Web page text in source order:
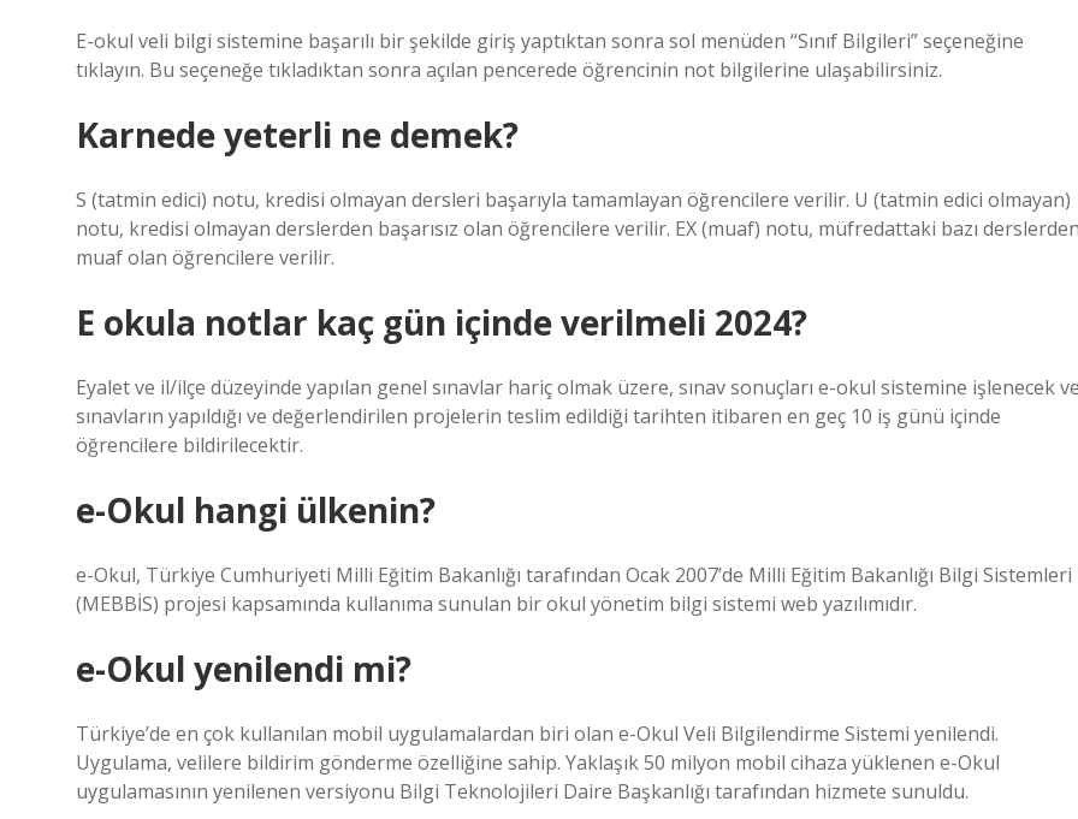
E-okul veli bilgi sistemine başarılı bir şekilde giriş yaptıktan sonra sol menüden “Sınıf Bilgileri” seçeneğine
tıklayın. Bu seçeneğe tıkladıktan sonra açılan pencerede öğrencinin not bilgilerine ulaşabilirsiniz.
Karnede yeterli ne demek?
S (tatmin edici) notu, kredisi olmayan dersleri başarıyla tamamlayan öğrencilere verilir. U (tatmin edici olmayan)
notu, kredisi olmayan derslerden başarısız olan öğrencilere verilir. EX (muaf) notu, müfredattaki bazı
muaf olan öğrencilere verilir.
E okula notlar kaç gün içinde verilmeli 2024?
Eyalet ve il/ilçe düzeyinde yapılan genel sınavlar hariç olmak üzere, sınav sonuçları e-okul sistemine işlenecek
sınavların yapıldığı ve değerlendirilen projelerin teslim edildiği tarihten itibaren en geç 10 iş günü içinde
öğrencilere bildirilecektir.
e-Okul hangi ülkenin?
e-Okul, Türkiye Cumhuriyeti Milli Eğitim Bakanlığı tarafından Ocak 2007’de Milli Eğitim Bakanlığı Bilgi Sistemleri
(MEBBİS) projesi kapsamında kullanıma sunulan bir okul yönetim bilgi sistemi web yazılımıdır.
e-Okul yenilendi mi?
Türkiye’de en çok kullanılan mobil uygulamalardan biri olan e-Okul Veli Bilgilendirme Sistemi yenilendi.
Uygulama, velilere bildirim gönderme özelliğine sahip. Yaklaşık 50 milyon mobil cihaza yüklenen e-Okul
uygulamasının yenilenen versiyonu Bilgi Teknolojileri Daire Başkanlığı tarafından hizmete sunuldu.